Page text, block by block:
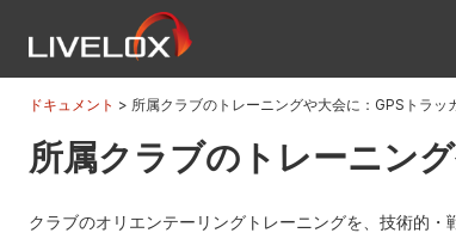
ドキュメント 所属クラブのトレーニングや大会に：GPSトラッ
所属クラブのトレーニン
クラブのオリエンテーリングトレーニングを、技術的